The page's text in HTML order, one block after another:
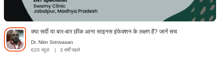
क्या सर्दी या बार-बार छींक आना साइनस इंफेक्शन के लक्षण हैं? जानें सच
Dr. Nitin Srinivasan
620 व्यूज़
| 3 वर्षों पहले